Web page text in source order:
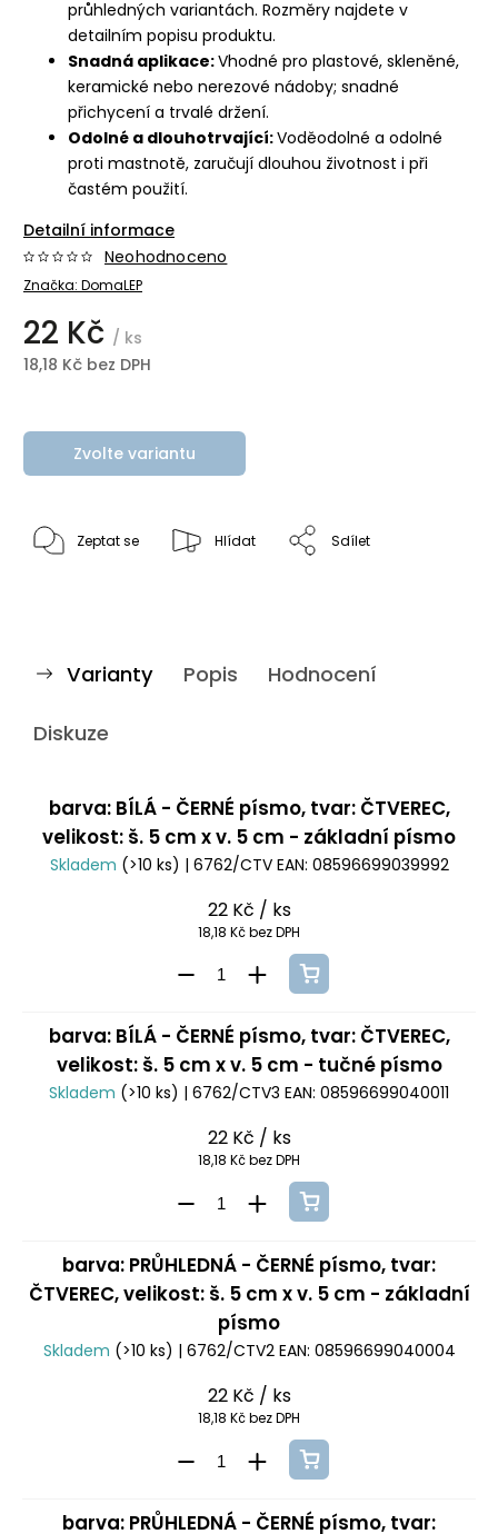
průhledných variantách. Rozměry najdete v
detailním popisu produktu.
Snadná aplikace:Vhodné pro plastové, skleněné,
keramické nebo nerezové nádoby; snadné
přichycení a trvalé držení.
Odolné a dlouhotrvající:Voděodolné a odolné
proti mastnotě, zaručují dlouhou životnost i při
častém použití.
Detailní informace
Značka: DomaLEP
Neohodnoceno
22 Kč / ks
18,18 Kč bez DPH
Zvolte variantu
Zeptat se Hlídat Sdílet
Varianty Popis Hodnocení
Diskuze
barva: BÍLÁ - ČERNÉ písmo, tvar: ČTVEREC,
velikost: š. 5 cm x v. 5 cm - základní písmo
Skladem (>10 ks) | 6762/CTV EAN: 08596699039992
22 Kč / ks
18,18 Kč bez DPH
barva: BÍLÁ - ČERNÉ písmo, tvar: ČTVEREC,
velikost: š. 5 cm x v. 5 cm - tučné písmo
Skladem (>10 ks) | 6762/CTV3 EAN: 08596699040011
22 Kč / ks
18,18 Kč bez DPH
barva: PRŮHLEDNÁ - ČERNÉ písmo, tvar:
ČTVEREC, velikost: š. 5 cm x v. 5 cm - základní
písmo
Skladem (>10 ks) | 6762/CTV2 EAN: 08596699040004
22 Kč / ks
18,18 Kč bez DPH
barva: PRŮHLEDNÁ - ČERNÉ písmo, tvar: